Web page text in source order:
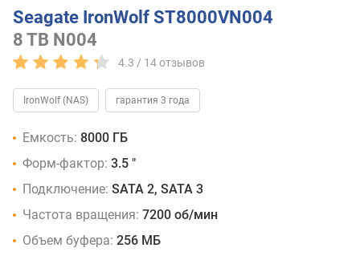
TB
4
TB
TB
N001
6
TB
N006
8
TB
10
Seagate IronWolf ST8000VN004
8 TB N004
4.3 / 14 отзывов
IronWolf (NAS) гарантия 3 года
Емкость: 8000 ГБ
Форм-фактор: 3.5 "
Подключение: SATA 2, SATA 3
Частота вращения: 7200 об/мин
Объем буфера: 256 МБ